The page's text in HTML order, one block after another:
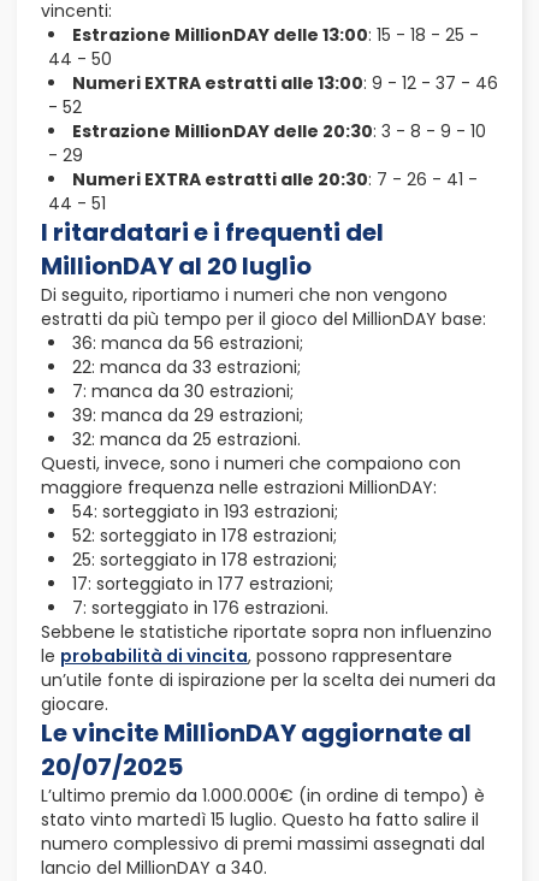
vincenti:
Estrazione MillionDAY delle 13:00: 15 - 18 - 25 -
44 - 50
Numeri EXTRA estratti alle 13:00: 9 - 12 - 37 - 46
- 52
Estrazione MillionDAY delle 20:30: 3 - 8 - 9 - 10
- 29
Numeri EXTRA estratti alle 20:30: 7 - 26 - 41 -
44 - 51
I ritardatari e i frequenti del
MillionDAY al 20 luglio
Di seguito, riportiamo i numeri che non vengono
estratti da più tempo per il gioco del MillionDAY base:
36: manca da 56 estrazioni;
22: manca da 33 estrazioni;
7: manca da 30 estrazioni;
39: manca da 29 estrazioni;
32: manca da 25 estrazioni.
Questi, invece, sono i numeri che compaiono con
maggiore frequenza nelle estrazioni MillionDAY:
54: sorteggiato in 193 estrazioni;
52: sorteggiato in 178 estrazioni;
25: sorteggiato in 178 estrazioni;
17: sorteggiato in 177 estrazioni;
7: sorteggiato in 176 estrazioni.
Sebbene le statistiche riportate sopra non influenzino
le probabilità di vincita, possono rappresentare
un’utile fonte di ispirazione per la scelta dei numeri da
giocare.
Le vincite MillionDAY aggiornate al
20/07/2025
L’ultimo premio da 1.000.000€ (in ordine di tempo) è
stato vinto martedì 15 luglio. Questo ha fatto salire il
numero complessivo di premi massimi assegnati dal
lancio del MillionDAY a 340.